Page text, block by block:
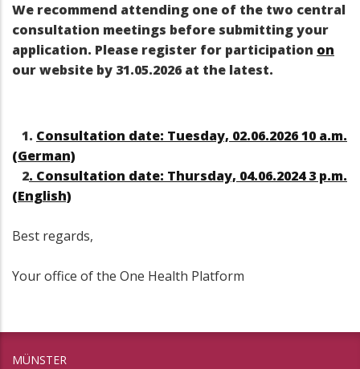
We recommend attending one of the two central
consultation meetings before submitting your
application. Please register for participation on
our website by 31.05.2026 at the latest.
1. Consultation date: Tuesday, 02.06.2026 10 a.m.
(German)
2. Consultation date: Thursday, 04.06.2024 3 p.m.
(English)
Best regards,
Your office of the One Health Platform
MÜNSTER